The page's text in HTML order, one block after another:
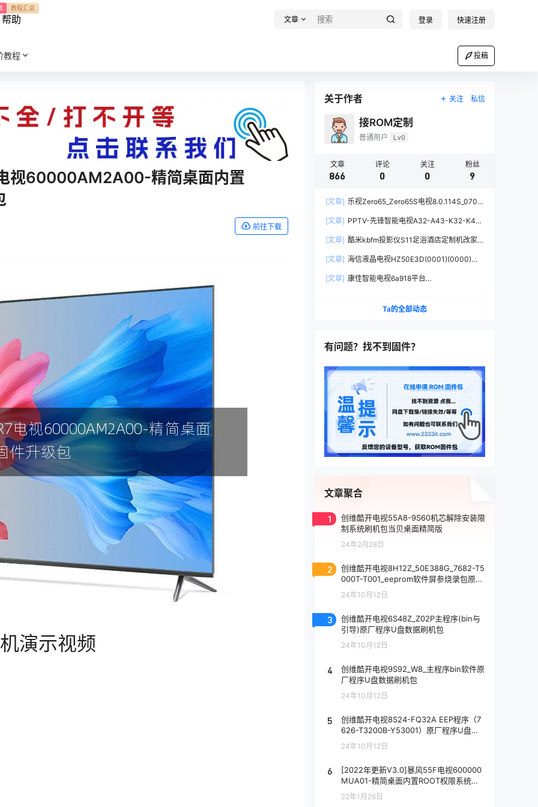
帮助
教程汇总
文章 登录 快速注册
教程 投稿
视60000AM2A00-精简桌面内置
前往下载
演示视频
关于作者 关注 私信
接ROM定制
普通用户 Lv0
文章
866
评论
0
关注
0
粉丝
9
[文章] 乐视Zero65_Zero65S电视8.0.114S_0706
[文章] PPTV-先锋智能电视A32-A43-K32-K43
[文章] 酷米kbfm投影仪S11足浴酒店定制机改家
[文章] 海信液晶电视HZ50E3D(0001)(0000)版
U盘刷机包
[文章] 康佳智能电视6a918平台
Ta的全部动态
有问题？找不到固件？
文章聚合
1
创维酷开电视55A8-9S60机芯解除安装限
制系统刷机包当贝桌面精简版
24年2月28日
2
创维酷开电视8H12Z_50E388G_7682-T5
000T-T001_eeprom软件屏参烧录包原厂
程序U盘数据刷机包
24年10月12日
3
创维酷开电视6S48Z_Z02P主程序(bin与
引导)原厂程序U盘数据刷机包
24年10月12日
4
创维酷开电视9S92_W8_主程序bin软件原
厂程序U盘数据刷机包
24年10月12日
5
创维酷开电视8S24-FQ32A EEP程序（7
626-T3200B-Y53001）原厂程序U盘数
据刷机包
24年10月12日
6
[2022年更新V3.0]暴风55F电视600000
MUA01-精简桌面内置ROOT权限系统刷
机固件升级包
22年1月26日